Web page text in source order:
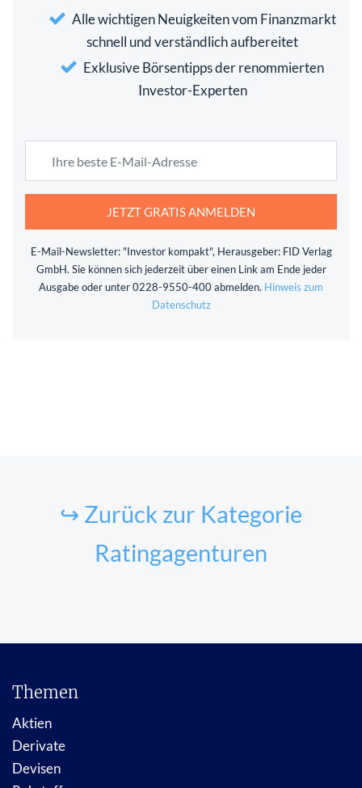
Alle wichtigen Neuigkeiten vom Finanzmarkt
schnell und verständlich aufbereitet
Exklusive Börsentipps der renommierten
Investor-Experten
JETZT GRATIS ANMELDEN
E-Mail-Newsletter: "Investor kompakt", Herausgeber: FID Verlag
GmbH. Sie können sich jederzeit über einen Link am Ende jeder
Ausgabe oder unter 0228-9550-400 abmelden. Hinweis zum
Datenschutz
↪ Zurück zur Kategorie
Ratingagenturen
Themen
Aktien
Derivate
Devisen